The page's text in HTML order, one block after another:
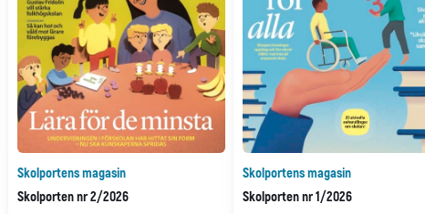
Skolportens magasin
Skolporten nr 2/2026
Skolportens magasin
Skolporten nr 1/2026